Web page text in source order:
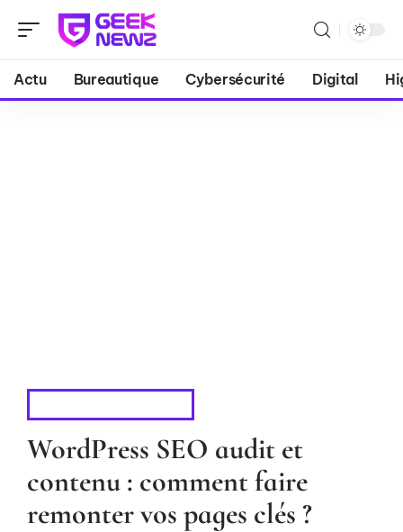
Actu Bureautique Cybersécurité Digital
WordPress SEO audit et
contenu : comment faire
remonter vos pages clés ?